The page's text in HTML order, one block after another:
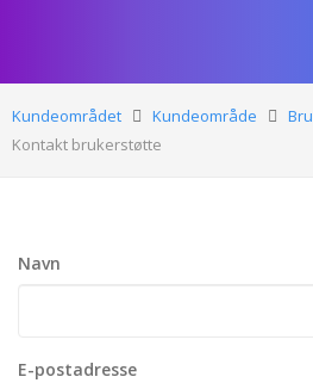
Kundeområdet Kundeområde
Kontakt brukerstøtte
Navn
E-postadresse